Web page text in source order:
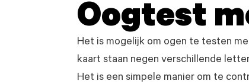
Oogtest
Het is mogelijk om ogen te testen
kaart staan negen verschillende
Het is een simpele manier om te